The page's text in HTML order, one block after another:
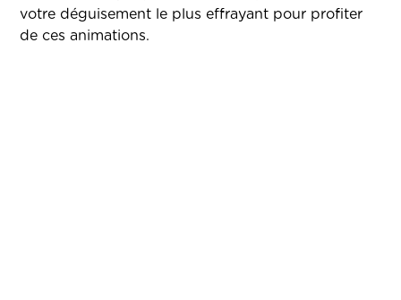
votre déguisement le plus effrayant pour profiter
de ces animations.